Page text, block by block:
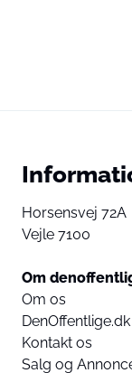
Horsensvej 72A
Vejle 7100
Om
Om os
Kontakt os
Salg og